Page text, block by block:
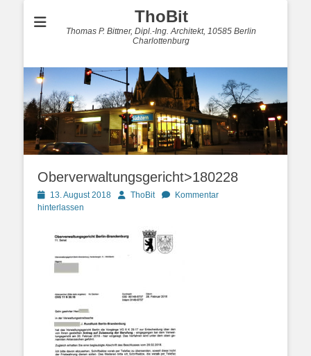
ThoBit
Thomas P. Bittner, Dipl.-Ing. Architekt, 10585 Berlin
Charlottenburg
Oberverwaltungsgericht>180228
Posted
on
13. August 2018 AutorThoBit
Kommentar
hinterlassen